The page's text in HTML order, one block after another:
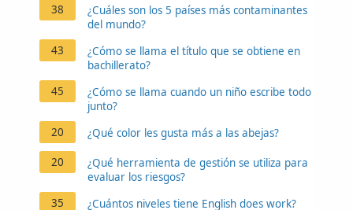
38
¿Cuáles son los 5 países más contaminantes
del mundo?
43
¿Cómo se llama el título que se obtiene en
bachillerato?
45
¿Cómo se llama cuando un niño escribe todo
junto?
20
¿Qué color les gusta más a las abejas?
20
¿Qué herramienta de gestión se utiliza para
evaluar los riesgos?
35
¿Cuántos niveles tiene English does work?